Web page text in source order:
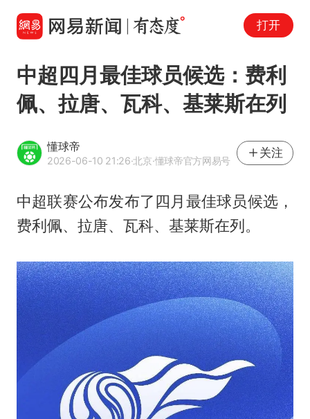
打开
中超四月最佳球员候选：费利
佩、拉唐、瓦科、基莱斯在列
懂球帝
2026-06-10 21:26·北京·懂球帝官方网易号
关注
中超联赛公布发布了四月最佳球员候选，
费利佩、拉唐、瓦科、基莱斯在列。